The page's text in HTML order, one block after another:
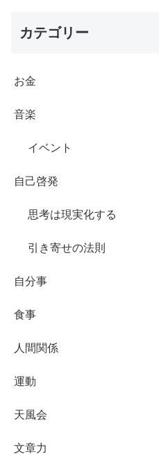
カテゴリー
お金
音楽
イベント
自己啓発
思考は現実化する
引き寄せの法則
自分事
食事
人間関係
運動
天風会
文章力